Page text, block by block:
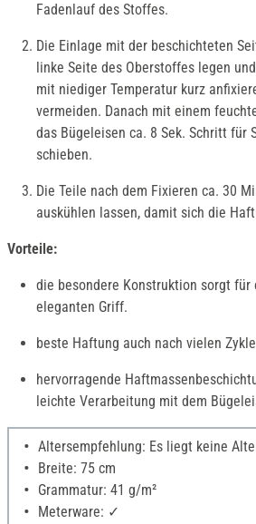
Fadenlauf des Stoffes.
Die Einlage mit der beschichteten
linke Seite des Oberstoffes legen
mit niediger Temperatur kurz
vermeiden. Danach mit einem
das Bügeleisen ca. 8 Sek. Schritt für
schieben.
Die Teile nach dem Fixieren ca. 30
auskühlen lassen, damit sich die
Vorteile:
die besondere Konstruktion sorgt für
eleganten Griff.
beste Haftung auch nach vielen
hervorragende
leichte Verarbeitung mit dem
Altersempfehlung: Es liegt keine
Breite: 75 cm
Grammatur: 41 g/m²
Meterware: ✓